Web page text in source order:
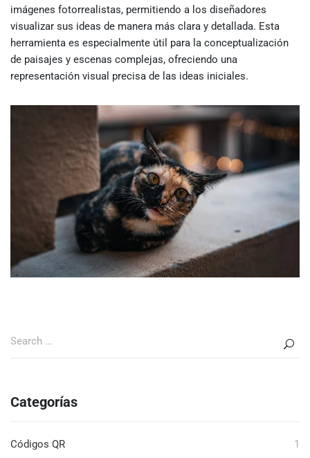
imágenes fotorrealistas, permitiendo a los diseñadores
visualizar sus ideas de manera más clara y detallada. Esta
herramienta es especialmente útil para la conceptualización
de paisajes y escenas complejas, ofreciendo una
representación visual precisa de las ideas iniciales.
Categorías
Códigos QR 1